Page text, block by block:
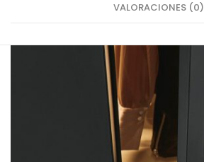
VALORACIONES (0)